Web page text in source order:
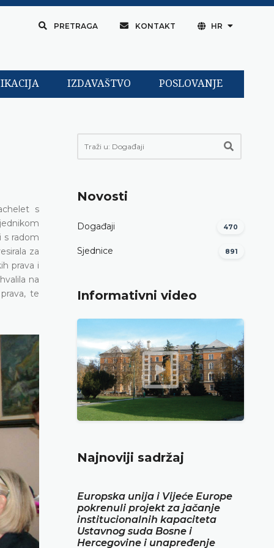
PRETRAGA KONTAKT HR
IZDAVAŠTVO POSLOVANJE
s
s radom
za
prava i
na
te
Novosti
Događaji 470
Sjednice 891
Informativni video
Najnoviji sadržaj
Europska unija i Vijeće Europe
pokrenuli projekt za jačanje
institucionalnih kapaciteta
Ustavnog suda Bosne i
Hercegovine i unapređenje